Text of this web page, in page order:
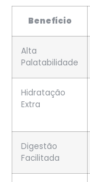
Benefício
Alta
Palatabilidade
Hidratação
Extra
Digestão
Facilitada